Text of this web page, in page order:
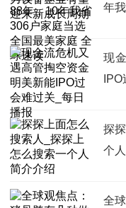
年
现
探
个
全